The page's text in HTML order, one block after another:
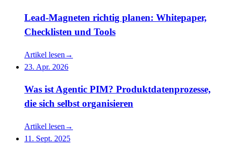
Lead-Magneten richtig planen: Whitepaper,
Checklisten und Tools
Artikel lesen →
23. Apr. 2026
Was ist Agentic PIM? Produktdatenprozesse,
die sich selbst organisieren
Artikel lesen →
11. Sept. 2025